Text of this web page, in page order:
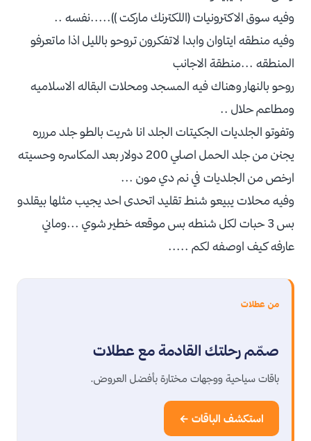
وفيه سوق الاكترونيات (اللكترنك ماركت )).....نفسه ..
وفيه منطقه ايتاوان وابدا لاتفكرون تروحو بالليل اذا ماتعرفو
المنطقه ...منطقة الاجانب
روحو بالنهار وهناك فيه المسجد ومحلات البقاله الاسلاميه
ومطاعم حلال ..
وتفوتو الجلديات الجكيتات الجلد انا شريت بالطو جلد مررره
يجنن من جلد الحمل اصلي 200 دولار بعد المكاسره وحسيته
ارخص من الجلديات في نم دي مون ...
وفيه محلات يبيعو شنط تقليد اتحدى احد يجيب مثلها بيقلدو
بس 3 حبات لكل شنطه بس موقعه خطير شوي ...وماني
عارفه كيف اوصفه لكم .....
من عطلات
صمّم رحلتك القادمة مع عطلات
باقات سياحية ووجهات مختارة بأفضل العروض.
استكشف الباقات ←